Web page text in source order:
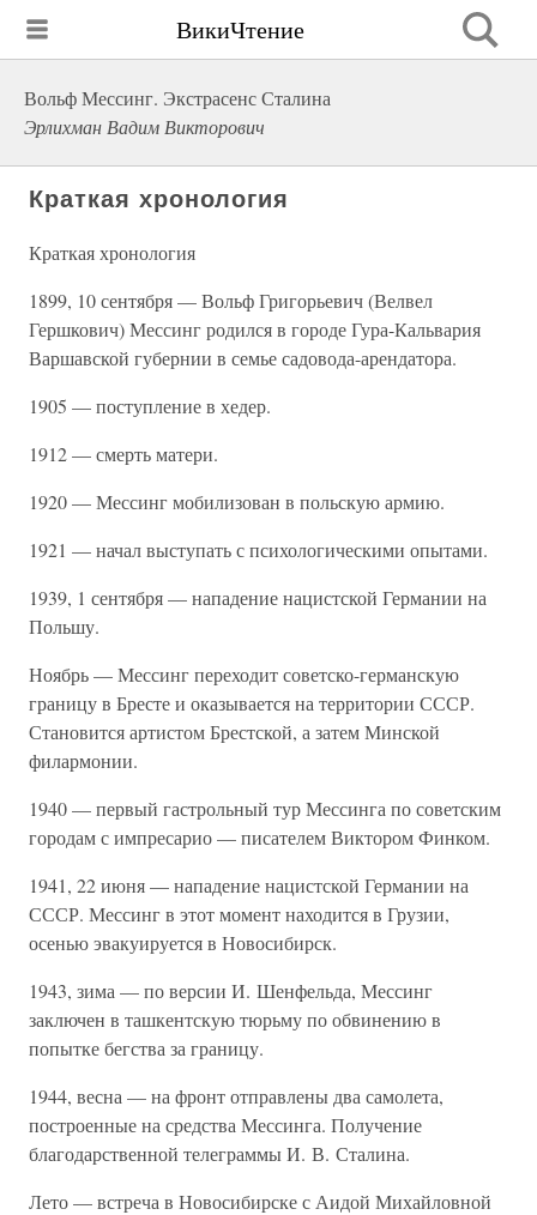
ВикиЧтение
Вольф Мессинг. Экстрасенс Сталина
Эрлихман Вадим Викторович
Краткая хронология
Краткая хронология
1899, 10 сентября — Вольф Григорьевич (Велвел
Гершкович) Мессинг родился в городе Гура-Кальвария
Варшавской губернии в семье садовода-арендатора.
1905 — поступление в хедер.
1912 — смерть матери.
1920 — Мессинг мобилизован в польскую армию.
1921 — начал выступать с психологическими опытами.
1939, 1 сентября — нападение нацистской Германии на
Польшу.
Ноябрь — Мессинг переходит советско-германскую
границу в Бресте и оказывается на территории СССР.
Становится артистом Брестской, а затем Минской
филармонии.
1940 — первый гастрольный тур Мессинга по советским
городам с импресарио — писателем Виктором Финком.
1941, 22 июня — нападение нацистской Германии на
СССР. Мессинг в этот момент находится в Грузии,
осенью эвакуируется в Новосибирск.
1943, зима — по версии И. Шенфельда, Мессинг
заключен в ташкентскую тюрьму по обвинению в
попытке бегства за границу.
1944, весна — на фронт отправлены два самолета,
построенные на средства Мессинга. Получение
благодарственной телеграммы И. В. Сталина.
Лето — встреча в Новосибирске с Аидой Михайловной